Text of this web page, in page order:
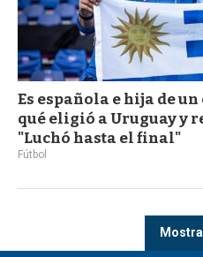
Es española e hija de
qué eligió a Uruguay y
"Luchó hasta el final"
Fútbol